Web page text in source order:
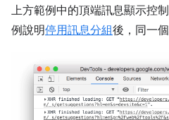
上方範例中的頂端訊息顯示控
例說明停用訊息分組後，同一